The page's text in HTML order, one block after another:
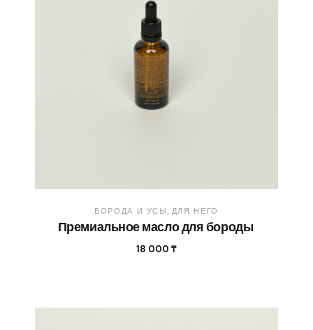
БОРОДА И УСЫ ДЛЯ НЕГО
Премиальное масло для бороды
18 000₸